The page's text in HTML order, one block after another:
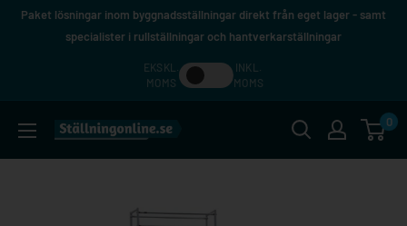
HoppaPaket lösningar inom byggnadsställningar direkt från eget lager - samt
specialister i rullställningar och hantverkarställningar
EKSKL.
MOMS
INKL.
MOMS
Ställningonline.se
0